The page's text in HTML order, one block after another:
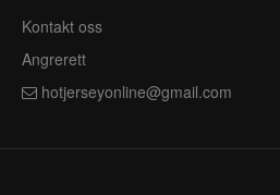
Kontakt oss
Angrerett
hotjerseyonline@gmail.com